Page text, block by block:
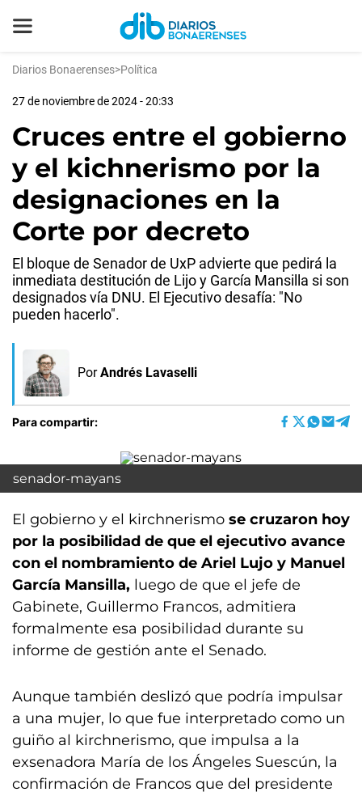
Diarios Bonaerenses>Política
27 de noviembre de 2024 - 20:33
Cruces entre el gobierno
y el kichnerismo por la
designaciones en la
Corte por decreto
El bloque de Senador de UxP advierte que pedirá la
inmediata destitución de Lijo y García Mansilla si son
designados vía DNU. El Ejecutivo desafía: "No
pueden hacerlo".
Por Andrés Lavaselli
Para compartir:
senador-mayans
El gobierno y el kirchnerismo se cruzaron hoy
por la posibilidad de que el ejecutivo avance
con el nombramiento de Ariel Lujo y Manuel
García Mansilla, luego de que el jefe de
Gabinete, Guillermo Francos, admitiera
formalmente esa posibilidad durante su
informe de gestión ante el Senado.
Aunque también deslizó que podría impulsar
a una mujer, lo que fue interpretado como un
guiño al kirchnerismo, que impulsa a la
exsenadora María de los Ángeles Suescún, la
confirmación de Francos que del presidente